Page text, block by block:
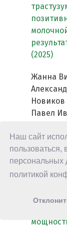
Наш сайт
пользоваться,
персональных
политикой
(2025)
Жанна
Павел
Горина,
Алексей